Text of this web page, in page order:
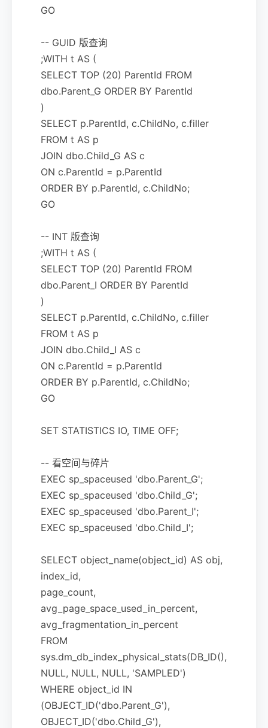
GO
-- GUID 版查询
;WITH t AS (
SELECT TOP (20) ParentId FROM
dbo.Parent_G ORDER BY ParentId
)
SELECT p.ParentId, c.ChildNo, c.filler
FROM t AS p
JOIN dbo.Child_G AS c
ON c.ParentId = p.ParentId
ORDER BY p.ParentId, c.ChildNo;
GO
-- INT 版查询
;WITH t AS (
SELECT TOP (20) ParentId FROM
dbo.Parent_I ORDER BY ParentId
)
SELECT p.ParentId, c.ChildNo, c.filler
FROM t AS p
JOIN dbo.Child_I AS c
ON c.ParentId = p.ParentId
ORDER BY p.ParentId, c.ChildNo;
GO
SET STATISTICS IO, TIME OFF;
-- 看空间与碎片
EXEC sp_spaceused 'dbo.Parent_G';
EXEC sp_spaceused 'dbo.Child_G';
EXEC sp_spaceused 'dbo.Parent_I';
EXEC sp_spaceused 'dbo.Child_I';
SELECT object_name(object_id) AS obj,
index_id,
page_count,
avg_page_space_used_in_percent,
avg_fragmentation_in_percent
FROM
sys.dm_db_index_physical_stats(DB_ID(),
NULL, NULL, NULL, 'SAMPLED')
WHERE object_id IN
(OBJECT_ID('dbo.Parent_G'),
OBJECT_ID('dbo.Child_G'),